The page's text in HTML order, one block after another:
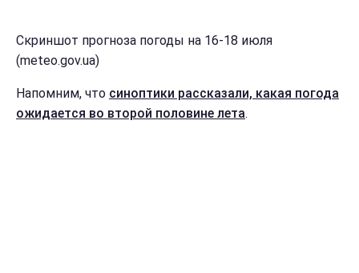
Скриншот прогноза погоды на 16-18 июля
(meteo.gov.ua)
Напомним, что синоптики рассказали, какая погода
ожидается во второй половине лета.